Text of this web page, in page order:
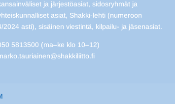
ja järjestöasiat, sidosryhmät ja
asiat, Shakki-lehti (numeroon
2024 asti), sisäinen viestintä, kilpailu- ja jäsenasiat.
5813500 (ma–ke klo 10–12)